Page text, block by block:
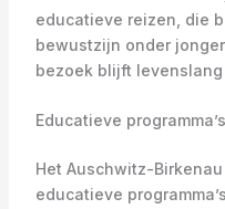
educatieve reizen, die
bewustzijn onder
bezoek blijft
Educatieve
Het Auschwitz-
educatieve